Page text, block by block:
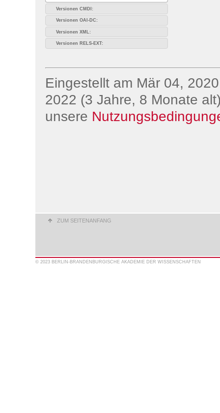
Versionen CMDI:
Versionen OAI-DC:
Versionen XML:
Versionen RELS-EXT:
Eingestellt am Mär 04,
2022 (3 Jahre, 8 Monate
unsere
ZUM SEITENANFANG
© 2023 BERLIN-BRANDENBURGISCHE AKADEMIE DER WISSENSCHAFTEN